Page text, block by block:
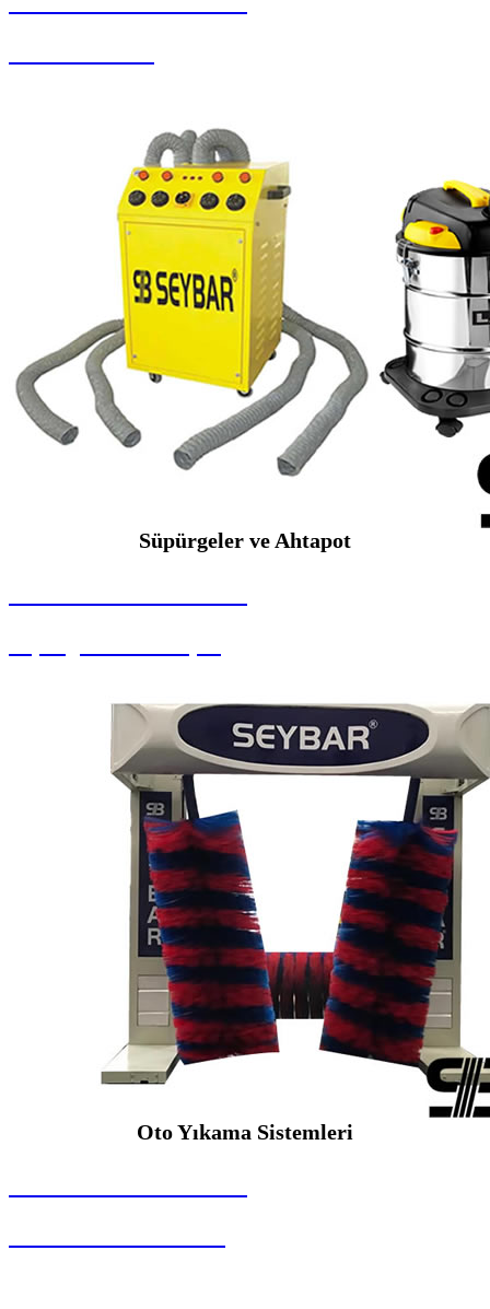
Süpürgeler ve Ahtapot
Oto Yıkama Sistemleri